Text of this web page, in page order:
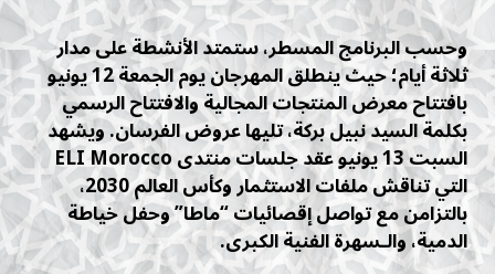
وحسب البرنامج المسطر، ستمتد الأنشطة على مدار
ثلاثة أيام؛ حيث ينطلق المهرجان يوم الجمعة 12 يونيو
بافتتاح معرض المنتجات المجالية والافتتاح الرسمي
بكلمة السيد نبيل بركة، تليها عروض الفرسان. ويشهد
السبت 13 يونيو عقد جلسات منتدى ELI Morocco
التي تناقش ملفات الاستثمار وكأس العالم 2030،
بالتزامن مع تواصل إقصائيات “ماطا” وحفل خياطة
الدمية، والـسهرة الفنية الكبرى.